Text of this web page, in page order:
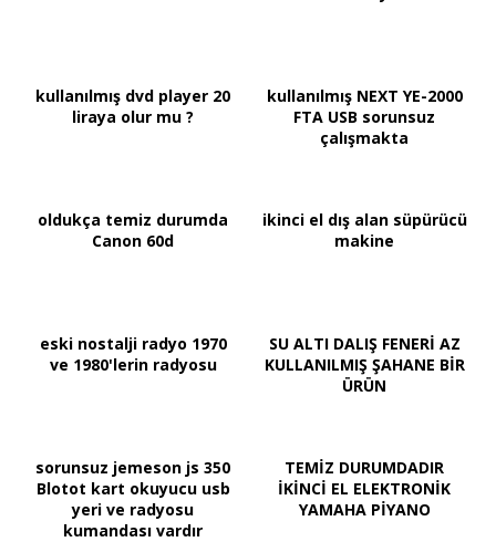
kullanılmış dvd player 20
liraya olur mu ?
kullanılmış NEXT YE-2000
FTA USB sorunsuz
çalışmakta
oldukça temiz durumda
Canon 60d
ikinci el dış alan süpürücü
makine
eski nostalji radyo 1970
ve 1980'lerin radyosu
SU ALTI DALIŞ FENERİ AZ
KULLANILMIŞ ŞAHANE BİR
ÜRÜN
sorunsuz jemeson js 350
Blotot kart okuyucu usb
yeri ve radyosu
kumandası vardır
TEMİZ DURUMDADIR
İKİNCİ EL ELEKTRONİK
YAMAHA PİYANO